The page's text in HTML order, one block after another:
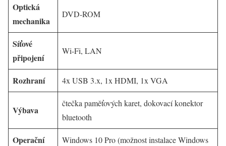
Optická
mechanika
DVD-ROM
Síťové
připojení
Wi-Fi, LAN
Rozhraní 4x USB 3.x, 1x HDMI, 1x VGA
Výbava
čtečka paměťových karet, dokovací konektor
bluetooth
Operační
Windows 10 Pro (možnost instalace Windows